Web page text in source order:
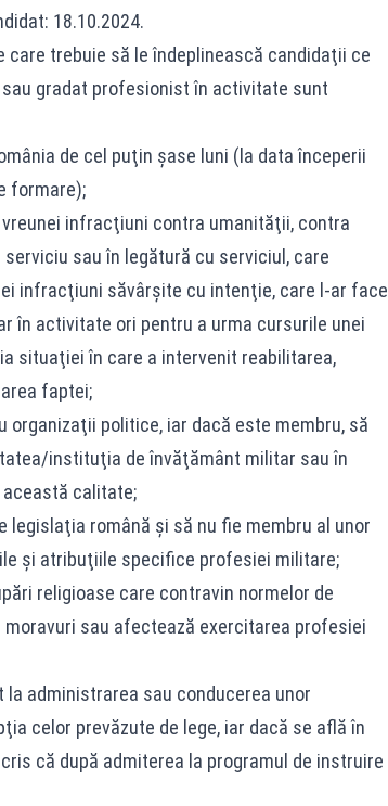
18.10.2024.
trebuie să le îndeplinească candidaţii ce
gradat profesionist în activitate sunt
de cel puţin şase luni (la data începerii
formare);
infracţiuni contra umanităţii, contra
sau în legătură cu serviciul, care
infracţiuni săvârşite cu intenţie, care l-ar face
în activitate ori pentru a urma cursurile unei
situaţiei în care a intervenit reabilitarea,
faptei;
politice, iar dacă este membru, să
instituţia de învăţământ militar sau în
calitate;
română şi să nu fie membru al unor
şi atribuţiile specifice profesiei militare;
religioase care contravin normelor de
sau afectează exercitarea profesiei
administrarea sau conducerea unor
celor prevăzute de lege, iar dacă se află în
că după admiterea la programul de instruire